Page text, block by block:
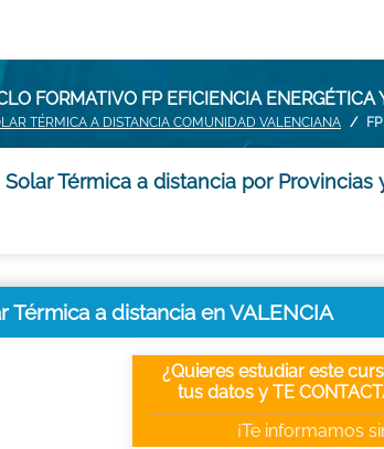
FORMATIVO FP EFICIENCIA
TÉRMICA A DISTANCIA COMUNIDAD VALENCIANA
Térmica a distancia por Provincias
Térmica a distancia en VALENCIA
¿Quieres estudiar este
tus datos y TE
¡Te informamos